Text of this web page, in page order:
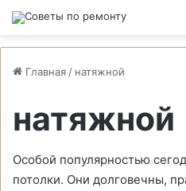
Главная / натяжной
натяжной
Особой популярностью
потолки. Они долговечны,